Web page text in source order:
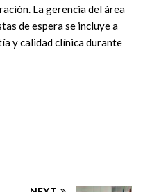
La gerencia del área
de espera se incluye a
y calidad clínica durante